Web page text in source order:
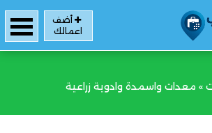
أضف
اعمالك
» معدات واسمدة وادوية زراعية